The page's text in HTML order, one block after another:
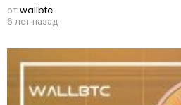
отwallbtc
6 лет назад